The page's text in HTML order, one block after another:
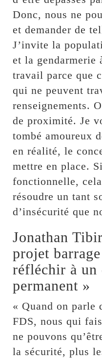
Donc, nous ne
et demander de
J’invite la
et la
travail parce que
qui ne peuvent
renseignements.
de proximité. Je
tombé amoureux
en réalité, le
mettre en place.
fonctionnelle,
résoudre un tant
d’insécurité que
Jonathan
projet
réfléchir à
permanent »
« Quand on parle
FDS, nous qui
ne pouvons
la sécurité, plus